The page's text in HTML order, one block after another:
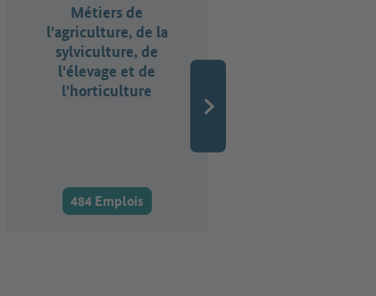
Métiers de
l'agriculture, de la
sylviculture, de
l'élevage et de
l'horticulture
484 Emplois